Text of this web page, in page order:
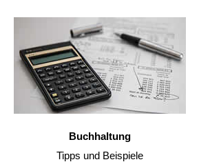
Buchhaltung
Tipps und Beispiele